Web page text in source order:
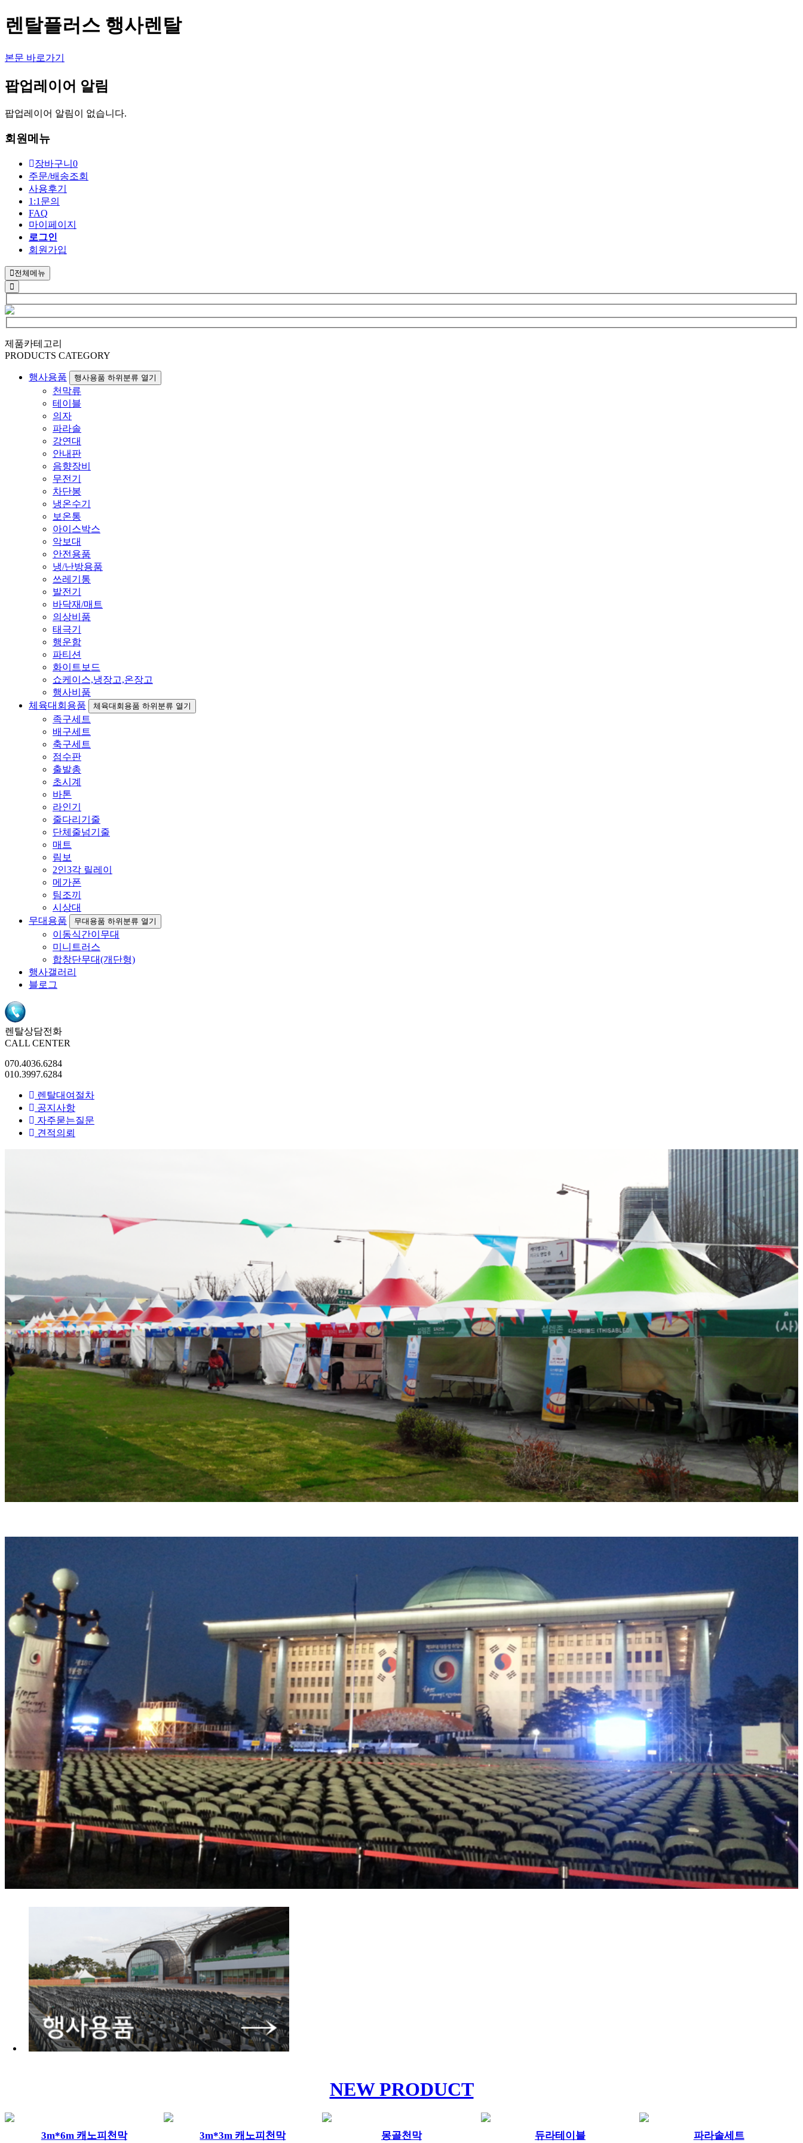
렌탈플러스 행사렌탈
본문 바로가기
팝업레이어 알림
팝업레이어 알림이 없습니다.
회원메뉴
장바구니 0
주문/배송조회
사용후기
1:1문의
FAQ
마이페이지
로그인
회원가입
전체메뉴
제품카테고리
PRODUCTS CATEGORY
행사용품 행사용품 하위분류 열기
천막류
테이블
의자
파라솔
강연대
안내판
음향장비
무전기
차단봉
냉온수기
보온통
아이스박스
악보대
안전용품
냉/난방용품
쓰레기통
발전기
바닥재/매트
의상비품
태극기
행운함
파티션
화이트보드
쇼케이스,냉장고,온장고
행사비품
체육대회용품
체육대회용품 하위분류 열기
족구세트
배구세트
축구세트
점수판
출발총
초시계
바톤
라인기
줄다리기줄
단체줄넘기줄
매트
림보
2인3각 릴레이
메가폰
팀조끼
시상대
무대용품
무대용품 하위분류 열기
이동식간이무대
미니트러스
합창단무대(개단형)
행사갤러리
블로그
렌탈상담전화
CALL CENTER
070.4036.6284
010.3997.6284
렌탈대여절차
공지사항
자주묻는질문
견적의뢰
NEW PRODUCT
3m*6m 캐노피천막 3m*3m 캐노피천막 몽골천막 듀라테이블 파라솔세트